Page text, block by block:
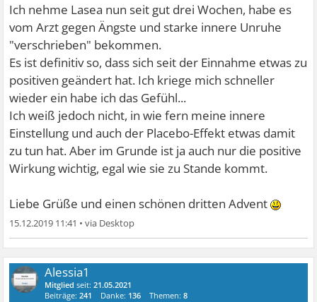
Ich nehme Lasea nun seit gut drei Wochen, habe es
vom Arzt gegen Ängste und starke innere Unruhe
"verschrieben" bekommen.
Es ist definitiv so, dass sich seit der Einnahme etwas zu
positiven geändert hat. Ich kriege mich schneller
wieder ein habe ich das Gefühl...
Ich weiß jedoch nicht, in wie fern meine innere
Einstellung und auch der Placebo-Effekt etwas damit
zu tun hat. Aber im Grunde ist ja auch nur die positive
Wirkung wichtig, egal wie sie zu Stande kommt.
Liebe Grüße und einen schönen dritten Advent
15.12.2019 11:41 •
Alessia1
Mitglied seit:21.05.2021
Beiträge:241 Danke: 136 Themen:8